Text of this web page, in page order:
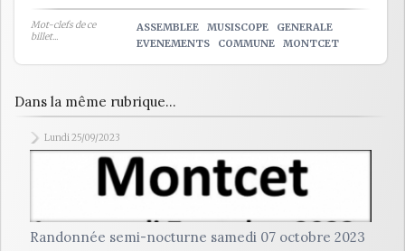
Mot-clefs de ce
billet...
ASSEMBLEE MUSISCOPE
GENERALE
EVENEMENTS
COMMUNE MONTCET
Dans la même rubrique...
Lundi 25/09/2023
Randonnée semi-nocturne samedi 07 octobre 2023